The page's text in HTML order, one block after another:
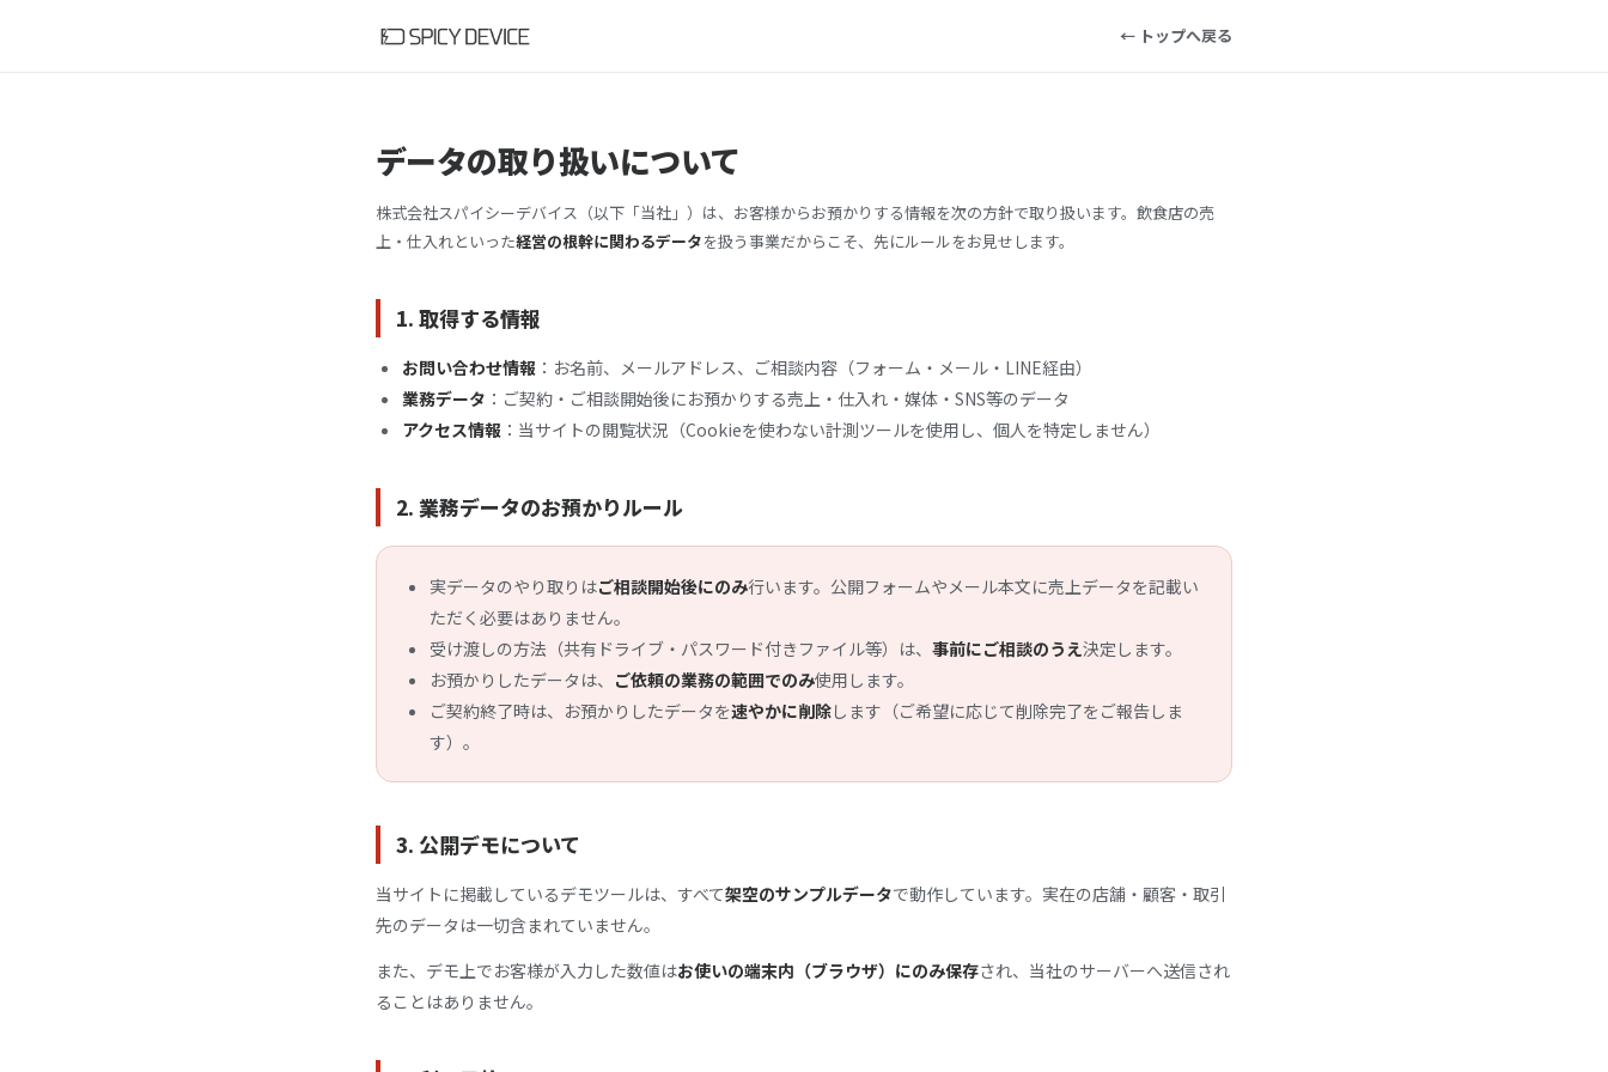
← トップへ戻る
データの取り扱いについて
株式会社スパイシーデバイス（以下「当社」）は、お客様からお預かりする情報を次の方針で取り扱います。飲食店の売
上・仕入れといった経営の根幹に関わるデータを扱う事業だからこそ、先にルールをお見せします。
1. 取得する情報
お問い合わせ情報 ：お名前、メールアドレス、ご相談内容（フォーム・メール・LINE経由）
業務データ ：ご契約・ご相談開始後にお預かりする売上・仕入れ・媒体・SNS等のデータ
アクセス情報 ：当サイトの閲覧状況（Cookieを使わない計測ツールを使用し、個人を特定しません）
2. 業務データのお預かりルール
実データのやり取りはご相談開始後にのみ行います。公開フォームやメール本文に売上データを記載い
ただく必要はありません。
受け渡しの方法（共有ドライブ・パスワード付きファイル等）は、 事前にご相談のうえ決定します。
お預かりしたデータは、 ご依頼の業務の範囲でのみ使用します。
ご契約終了時は、お預かりしたデータを速やかに削除します（ご希望に応じて削除完了をご報告しま
す）。
3. 公開デモについて
当サイトに掲載しているデモツールは、すべて架空のサンプルデータで動作しています。実在の店舗・顧客・取引
先のデータは一切含まれていません。
また、デモ上でお客様が入力した数値はお使いの端末内（ブラウザ）にのみ保存され、当社のサーバーへ送信され
ることはありません。